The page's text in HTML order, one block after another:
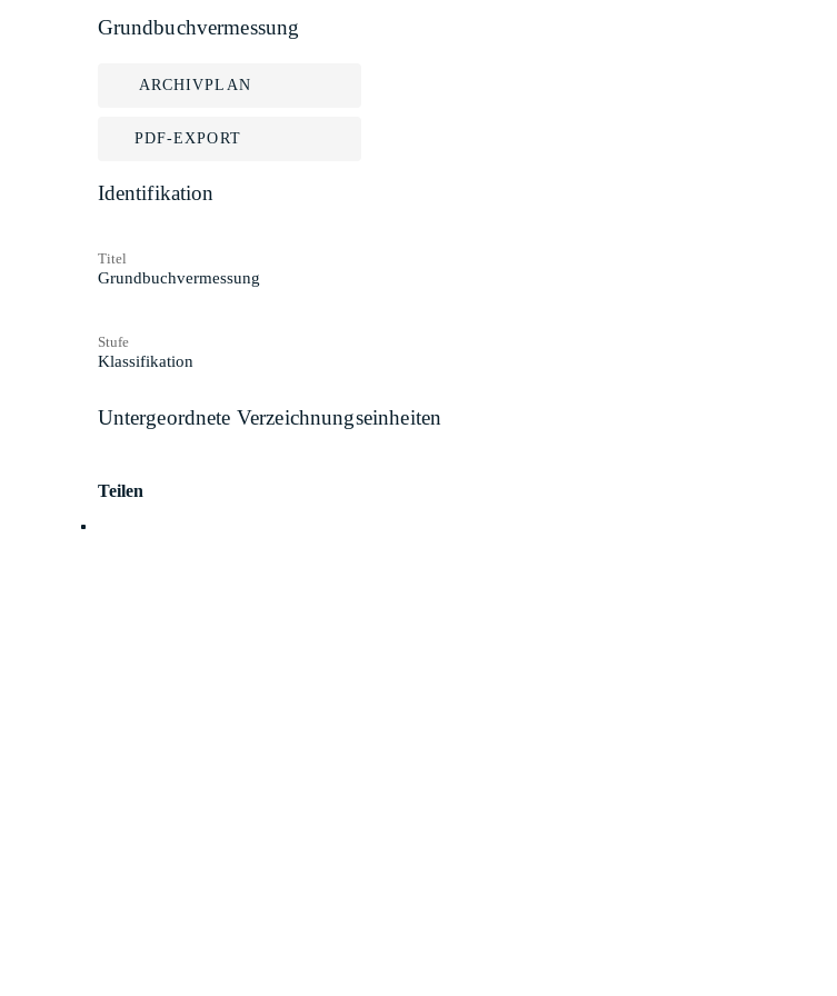
Grundbuchvermessung
ARCHIVPLAN
PDF-EXPORT
Identifikation
Titel
Grundbuchvermessung
Stufe
Klassifikation
Untergeordnete Verzeichnungseinheiten
Teilen